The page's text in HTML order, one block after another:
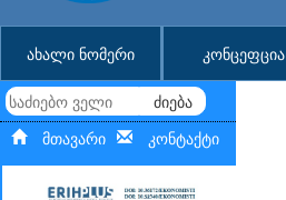
ახალი ნომერი კონცეფცია
ძიება
მთავარი კონტაქტი